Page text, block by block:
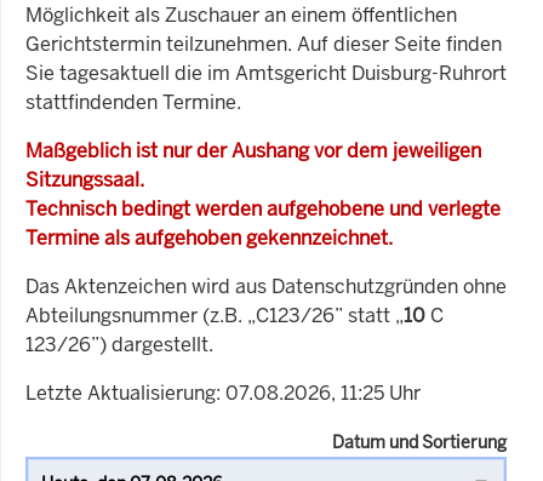
Möglichkeit als Zuschauer an einem öffentlichen
Gerichtstermin teilzunehmen. Auf dieser Seite finden
Sie tagesaktuell die im Amtsgericht Duisburg-Ruhrort
stattfindenden Termine.
Maßgeblich ist nur der Aushang vor dem jeweiligen
Sitzungssaal.
Technisch bedingt werden aufgehobene und verlegte
Termine als aufgehoben gekennzeichnet.
Das Aktenzeichen wird aus Datenschutzgründen ohne
Abteilungsnummer (z.B. „C123/26” statt „10 C
123/26”) dargestellt.
Letzte Aktualisierung: 07.08.2026, 11:25 Uhr
Datum und Sortierung